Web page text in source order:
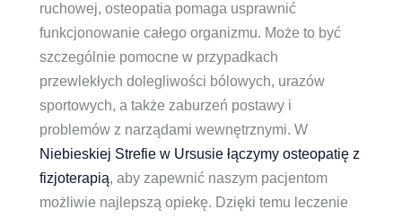
ruchowej, osteopatia pomaga usprawnić
funkcjonowanie całego organizmu. Może to być
szczególnie pomocne w przypadkach
przewlekłych dolegliwości bólowych, urazów
sportowych, a także zaburzeń postawy i
problemów z narządami wewnętrznymi. W
Niebieskiej Strefie w Ursusie łączymy osteopatię z
fizjoterapią, aby zapewnić naszym pacjentom
możliwie najlepszą opiekę. Dzięki temu leczenie